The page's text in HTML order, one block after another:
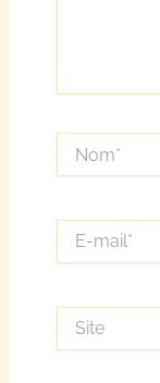
mail*